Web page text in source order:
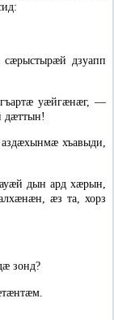
дзуапп
уæйгæнæг, —
дæттын!
хъавыди,
дын ард хæрын,
æз та, хорз
зонд?